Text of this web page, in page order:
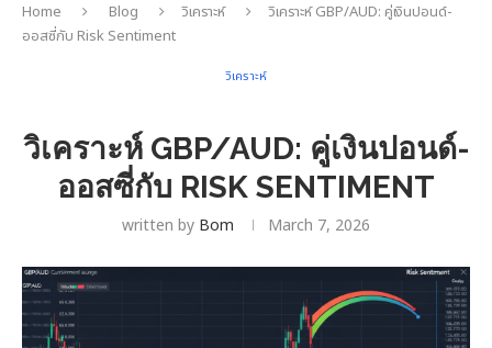
Home Blog วิเคราะห์
วิเคราะห์ GBP/AUD: คู่เงินปอนด์-
ออสซี่กับ Risk Sentiment
วิเคราะห์
วิเคราะห์ GBP/AUD: คู่เงินปอนด์-
ออสซี่กับ RISK SENTIMENT
written by Bom March 7, 2026